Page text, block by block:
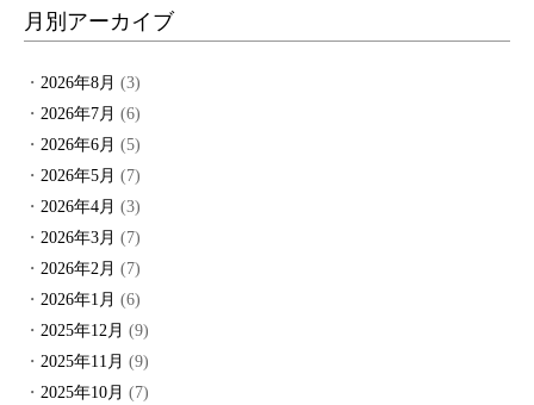
月別アーカイブ
2026年8月 (3)
2026年7月 (6)
2026年6月 (5)
2026年5月 (7)
2026年4月 (3)
2026年3月 (7)
2026年2月 (7)
2026年1月 (6)
2025年12月 (9)
2025年11月 (9)
2025年10月 (7)